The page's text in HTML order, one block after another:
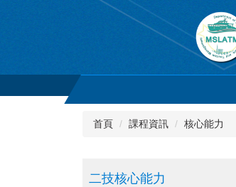
區
首頁 課程資訊 核心能力
二技核心能力